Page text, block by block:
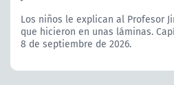
Los niños le explican al Profesor
que hicieron en unas láminas.
8 de septiembre de 2026.